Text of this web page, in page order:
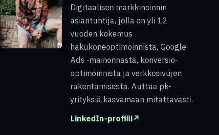
Digitaalisen markkinoinnin
asiantuntija, jolla on yli 12
vuoden kokemus
hakukoneoptimoinnista, Google
Ads -mainonnasta, konversio-
optimoinnista ja verkkosivujen
rakentamisesta. Auttaa pk-
yrityksiä kasvamaan mitattavasti.
LinkedIn-profiili↗